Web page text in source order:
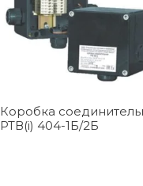
Коробка
РТВ(i) 404-1Б/2Б